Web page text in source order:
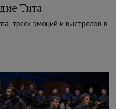
Тита
треск эмоций и выстрелов в